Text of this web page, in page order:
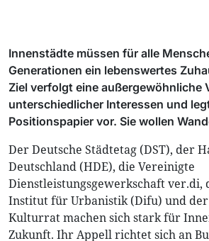
Innenstädte müssen für alle
Generationen ein lebenswertes
Ziel verfolgt eine außergewöhnliche
unterschiedlicher Interessen und
Positionspapier vor. Sie wollen
Der Deutsche Städtetag (DST), der
Deutschland (HDE), die Vereinigte
Dienstleistungsgewerkschaft ver.di,
Institut für Urbanistik (Difu) und der
Kulturrat machen sich stark für
Zukunft. Ihr Appell richtet sich an